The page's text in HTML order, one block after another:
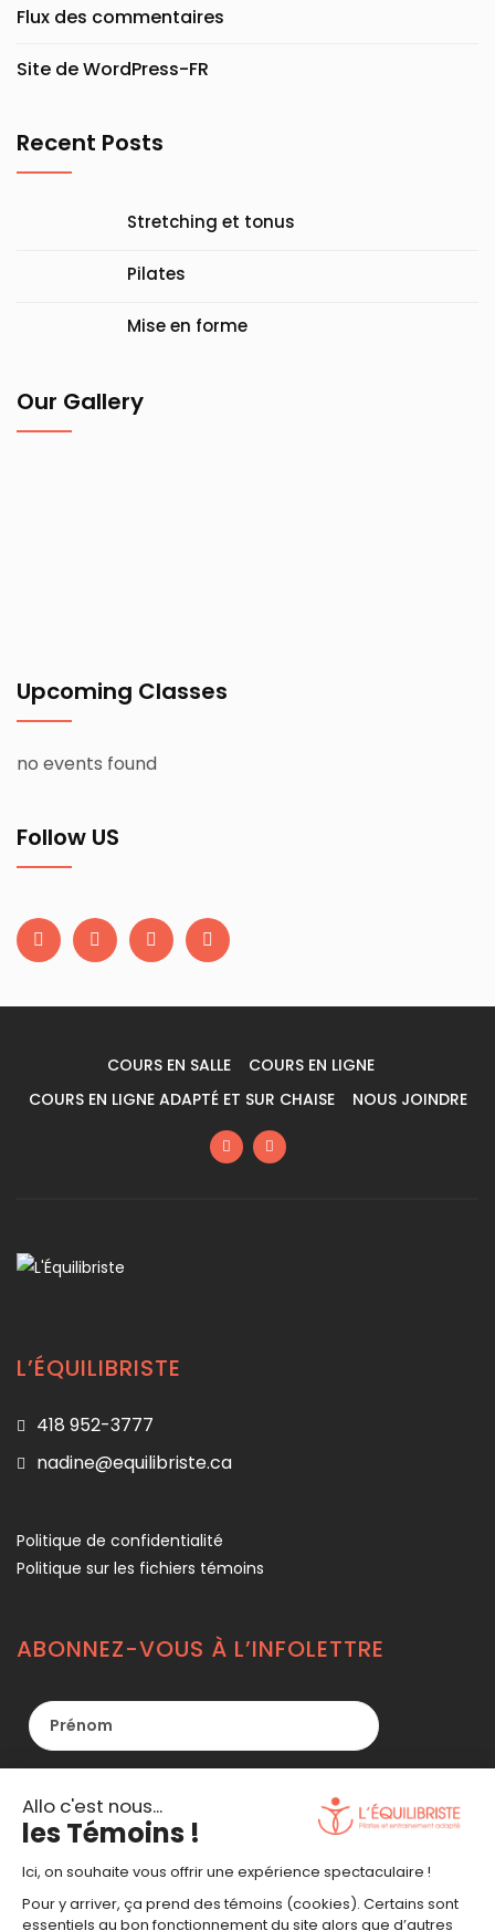
Flux des commentaires
Site de WordPress-FR
Recent Posts
Stretching et tonus
Pilates
Mise en forme
Our Gallery
Upcoming Classes
no events found
Follow US
COURS EN SALLE
COURS EN LIGNE
COURS EN LIGNE ADAPTÉ ET SUR CHAISE
NOUS JOINDRE
L’ÉQUILIBRISTE
418 952-3777
nadine@equilibriste.ca
Politique de confidentialité
Politique sur les fichiers témoins
ABONNEZ-VOUS À L’INFOLETTRE